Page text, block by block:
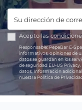
Acepto las
Responsable:PepeBar E-
informativos, opiniones de
datos se guardan en los
de seguridad EU-US Privacy.
datos.Información
nuestra Política de